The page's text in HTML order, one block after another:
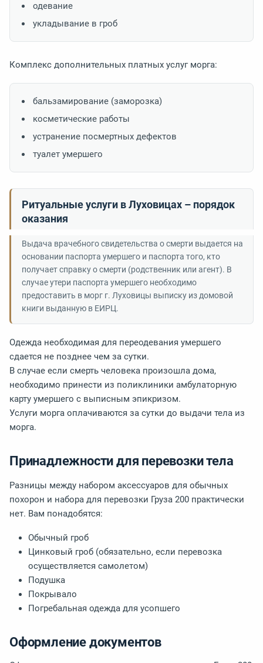
одевание
укладывание в гроб
Комплекс дополнительных платных услуг морга:
бальзамирование (заморозка)
косметические работы
устранение посмертных дефектов
туалет умершего
Ритуальные услуги в Луховицах – порядок
оказания
Выдача врачебного свидетельства о смерти выдается на
основании паспорта умершего и паспорта того, кто
получает справку о смерти (родственник или агент). В
случае утери паспорта умершего необходимо
предоставить в морг г. Луховицы выписку из домовой
книги выданную в ЕИРЦ.
Одежда необходимая для переодевания умершего
сдается не позднее чем за сутки.
В случае если смерть человека произошла дома,
необходимо принести из поликлиники амбулаторную
карту умершего с выписным эпикризом.
Услуги морга оплачиваются за сутки до выдачи тела из
морга.
Принадлежности для перевозки тела
Разницы между набором аксессуаров для обычных
похорон и набора для перевозки Груза 200 практически
нет. Вам понадобятся:
Обычный гроб
Цинковый гроб (обязательно, если перевозка
осуществляется самолетом)
Подушка
Покрывало
Погребальная одежда для усопшего
Оформление документов